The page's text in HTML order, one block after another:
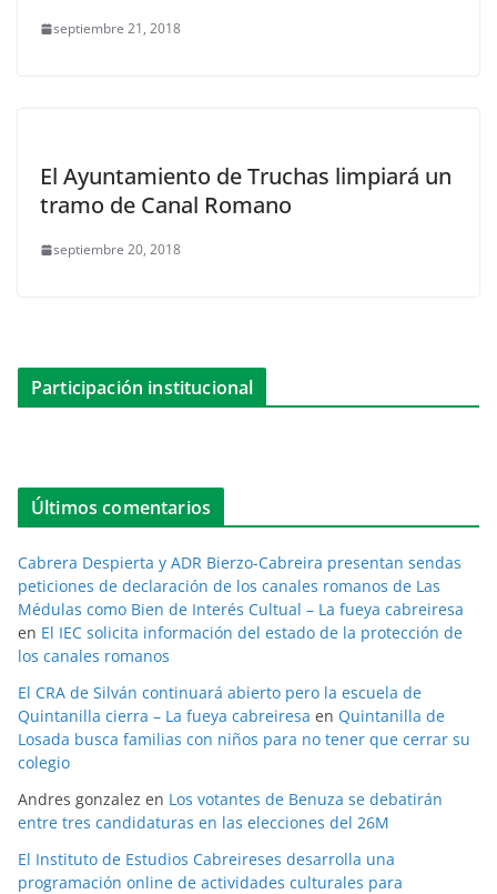
septiembre 21, 2018
El Ayuntamiento de Truchas limpiará un
tramo de Canal Romano
septiembre 20, 2018
Participación institucional
Últimos comentarios
Cabrera Despierta y ADR Bierzo-Cabreira presentan sendas
peticiones de declaración de los canales romanos de Las
Médulas como Bien de Interés Cultual – La fueya cabreiresa
en El IEC solicita información del estado de la protección de
los canales romanos
El CRA de Silván continuará abierto pero la escuela de
Quintanilla cierra – La fueya cabreiresa en Quintanilla de
Losada busca familias con niños para no tener que cerrar su
colegio
Andres gonzalez en Los votantes de Benuza se debatirán
entre tres candidaturas en las elecciones del 26M
El Instituto de Estudios Cabreireses desarrolla una
programación online de actividades culturales para